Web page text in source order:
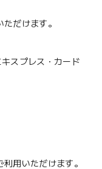
だけます。
スプレス・カード
用いただけます。